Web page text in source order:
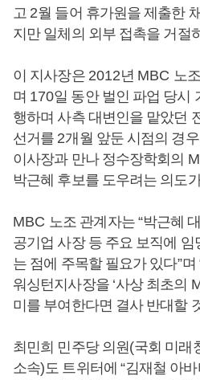
고 2월 들어 휴가원을 제출한
지만 일체의 외부 접촉을 거절
이 지사장은 2012년 MBC 노
며 170일 동안 벌인 파업 당시
행하며 사측 대변인을 맡았던
선거를 2개월 앞둔 시점의 경
이사장과 만나 정수장학회의
박근혜 후보를 도우려는 의도
MBC 노조 관계자는 “박근혜
공기업 사장 등 주요 보직에
는 점에 주목할 필요가 있다”며
워싱턴지사장을 ‘사상 최초의
미를 부여한다면 결사 반대할
최민희 민주당 의원(국회 미래
소속)도 트위터에 “김재철 아